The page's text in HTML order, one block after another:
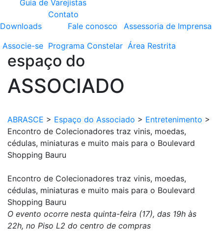
Guia de Varejistas
Downloads
Contato
Fale conosco
Assessoria de Imprensa
Associe-se Programa Constelar Área Restrita
espaço do
ASSOCIADO
ABRASCE > Espaço do Associado > Entretenimento >
Encontro de Colecionadores traz vinis, moedas,
cédulas, miniaturas e muito mais para o Boulevard
Shopping Bauru
Encontro de Colecionadores traz vinis, moedas,
cédulas, miniaturas e muito mais para o Boulevard
Shopping Bauru
O evento ocorre nesta quinta-feira (17), das 19h às
22h, no Piso L2 do centro de compras